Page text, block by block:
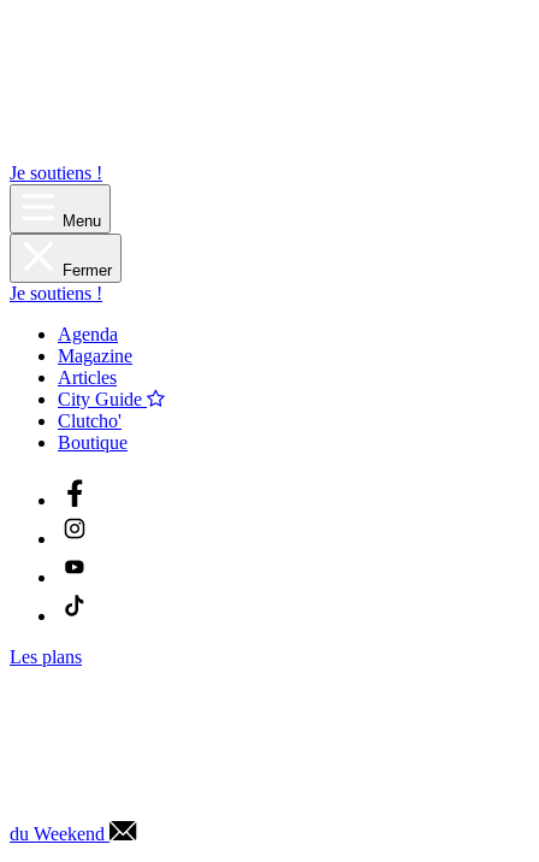
Je soutiens !
Menu
Fermer
Je soutiens !
Agenda
Magazine
Articles
City Guide
Clutcho'
Boutique
Les plans
du Weekend